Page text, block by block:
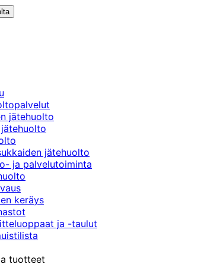
jätehuolto
jätehuolto
ja palvelutoiminta
keräys
ja -taulut
tuotteet